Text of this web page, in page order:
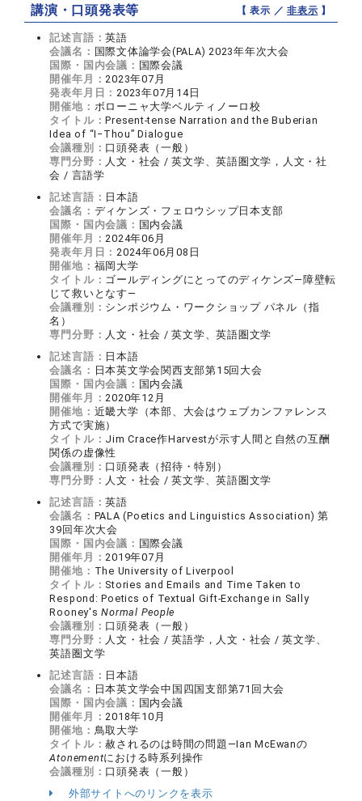
講演・口頭発表等 【 表示 ／非表示 】
記述言語：英語
会議名： 国際文体論学会(PALA) 2023年年次大会
国際・国内会議： 国際会議
開催年月：2023年07月
発表年月日：2023年07月14日
開催地： ボローニャ大学ベルティノーロ校
タイトル：Present-tense Narration and the Buberian
Idea of “I‒Thou” Dialogue
会議種別： 口頭発表（一般）
専門分野： 人文・社会 / 英文学、英語圏文学，人文・社
会 / 言語学
記述言語： 日本語
会議名： ディケンズ・フェロウシップ日本支部
国際・国内会議： 国内会議
開催年月：2024年06月
発表年月日：2024年06月08日
開催地： 福岡大学
タイトル： ゴールディングにとってのディケンズ―障壁転
じて救いとなす―
会議種別： シンポジウム・ワークショップ パネル（指
名）
専門分野： 人文・社会 / 英文学、英語圏文学
記述言語： 日本語
会議名： 日本英文学会関西支部第15回大会
国際・国内会議： 国内会議
開催年月：2020年12月
開催地： 近畿大学（本部、大会はウェブカンファレンス
方式で実施）
タイトル： Jim Crace作Harvestが示す人間と自然の互酬
関係の虚像性
会議種別： 口頭発表（招待・特別）
専門分野： 人文・社会 / 英文学、英語圏文学
記述言語：英語
会議名： PALA (Poetics and Linguistics Association) 第
39回年次大会
国際・国内会議： 国際会議
開催年月：2019年07月
開催地： The University of Liverpool
タイトル： Stories and Emails and Time Taken to
Respond: Poetics of Textual Gift-Exchange in Sally
Rooney'sNormal People
会議種別： 口頭発表（一般）
専門分野： 人文・社会 / 英語学，人文・社会 / 英文学、
英語圏文学
記述言語： 日本語
会議名： 日本英文学会中国四国支部第71回大会
国際・国内会議： 国内会議
開催年月：2018年10月
開催地： 鳥取大学
タイトル：赦されるのは時間の問題―Ian McEwanの
Atonementにおける時系列操作
会議種別： 口頭発表（一般）
外部サイトへのリンクを表示